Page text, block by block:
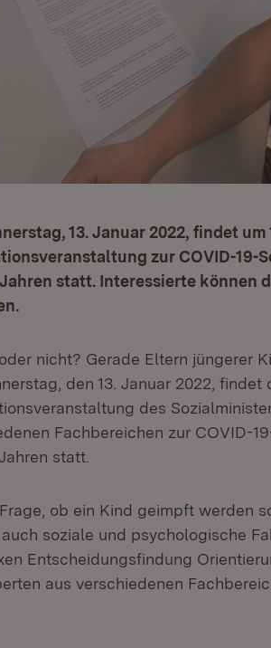
13. Januar 2022, findet
zur COVID-
statt. Interessierte können
nicht? Gerade Eltern jüngerer
den 13. Januar 2022,
des
Fachbereichen zur COVID-
statt.
ob ein Kind geimpft werden
soziale und psychologische
Entscheidungsfindung
aus verschiedenen